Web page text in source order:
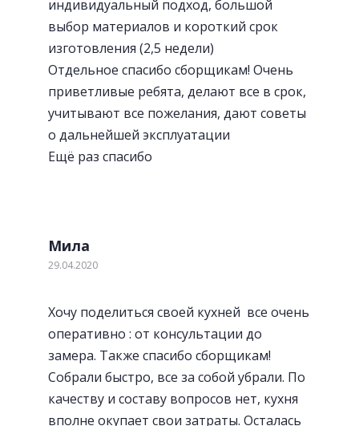
индивидуальный подход, большой
выбор материалов и короткий срок
изготовления (2,5 недели)
Отдельное спасибо сборщикам! Очень
приветливые ребята, делают все в срок,
учитывают все пожелания, дают советы
о дальнейшей эксплуатации
Ещё раз спасибо
Мила
29.04.2020
Хочу поделиться своей кухней все очень
оперативно : от консультации до
замера. Также спасибо сборщикам!
Собрали быстро, все за собой убрали. По
качеству и составу вопросов нет, кухня
вполне окупает свои затраты. Осталась